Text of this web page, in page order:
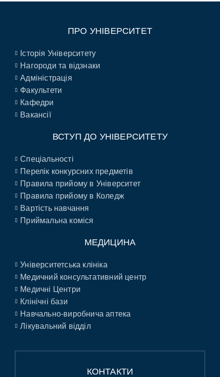
ПРО УНІВЕРСИТЕТ
Історія Університету
Нагороди та відзнаки
Адміністрація
Факультети
Кафедри
Вакансії
ВСТУП ДО УНІВЕРСИТЕТУ
Спеціальності
Перелік конкурсних предметів
Правила прийому в Університет
Правила прийому в Коледж
Вартість навчання
Приймальна коміся
МЕДИЦИНА
Університетська клініка
Медичний консультативний центр
Медичні Центри
Клінічні бази
Навчально-виробнича аптека
Лікувальний відділ
КОНТАКТИ